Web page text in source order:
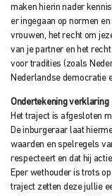
maken hierin nader
er ingegaan op normen
vrouwen, het recht om
van je partner en het
voor tradities (zoals
Nederlandse democratie
Ondertekening verklaring
Het traject is afgesloten
De inburgeraar laat
waarden en spelregels
respecteert en dat hij
Eper wethouder is trots
traject zetten deze jullie